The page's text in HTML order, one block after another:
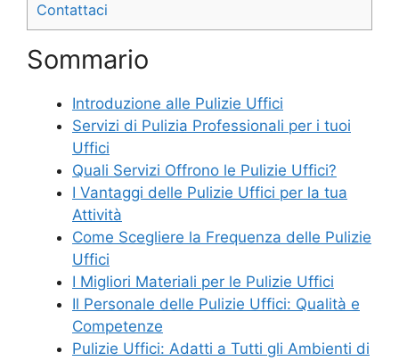
Contattaci
Sommario
Introduzione alle Pulizie Uffici
Servizi di Pulizia Professionali per i tuoi
Uffici
Quali Servizi Offrono le Pulizie Uffici?
I Vantaggi delle Pulizie Uffici per la tua
Attività
Come Scegliere la Frequenza delle Pulizie
Uffici
I Migliori Materiali per le Pulizie Uffici
Il Personale delle Pulizie Uffici: Qualità e
Competenze
Pulizie Uffici: Adatti a Tutti gli Ambienti di